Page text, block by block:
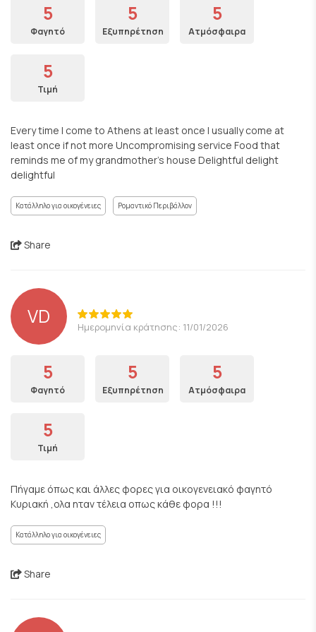
5
Φαγητό
5
Εξυπηρέτηση
5
Ατμόσφαιρα
5
Τιμή
Every time I come to Athens at least once I usually come at
least once if not more Uncompromising service Food that
reminds me of my grandmother's house Delightful delight
delightful
Κατάλληλο για οικογένειες Ρομαντικό Περιβάλλον
Share
VD Ημερομηνία κράτησης: 11/01/2026
5
Φαγητό
5
Εξυπηρέτηση
5
Ατμόσφαιρα
5
Τιμή
Πήγαμε όπως και άλλες φορες για οικογενειακό φαγητό
Κυριακή ,ολα ηταν τέλεια οπως κάθε φορα !!!
Κατάλληλο για οικογένειες
Share